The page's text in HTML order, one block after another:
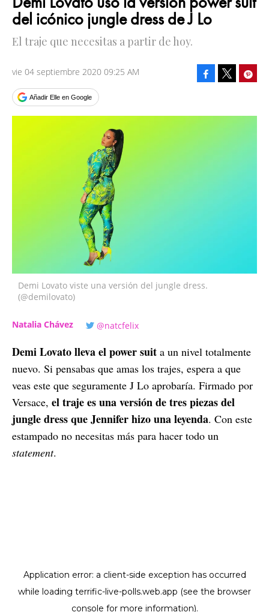
del icónico jungle dress de J Lo
El traje que necesitas a partir de hoy.
vie 04 septiembre 2020 09:25 AM
Añadir Elle en Google
Facebook
Demi Lovato viste una versión del jungle dress.
(@demilovato)
Natalia Chávez @natcfelix
Demi Lovato lleva el power suit a un nivel totalmente
nuevo. Si pensabas que amas los trajes, espera a que
veas este que seguramente J Lo aprobaría. Firmado por
Versace, el traje es una versión de tres piezas del
jungle dress que Jennifer hizo una leyenda. Con este
estampado no necesitas más para hacer todo un
statement.